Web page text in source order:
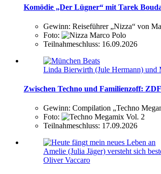
Komödie „Der Lügner“ mit Tarek
Gewinn: Reiseführer „Nizza“ von
Foto:
Teilnahmeschluss: 16.09.2026
Linda Bierwirth (Jule Hermann) und
Zwischen Techno und Familienzoff:
Gewinn: Compilation „Techno
Foto:
Teilnahmeschluss: 17.09.2026
Amelie (Julia Jäger) versteht sich
Oliver Vaccaro